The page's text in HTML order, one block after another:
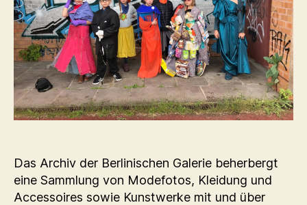
Das Archiv der Berlinischen Galerie beherbergt
eine Sammlung von Modefotos, Kleidung und
Accessoires sowie Kunstwerke mit und über